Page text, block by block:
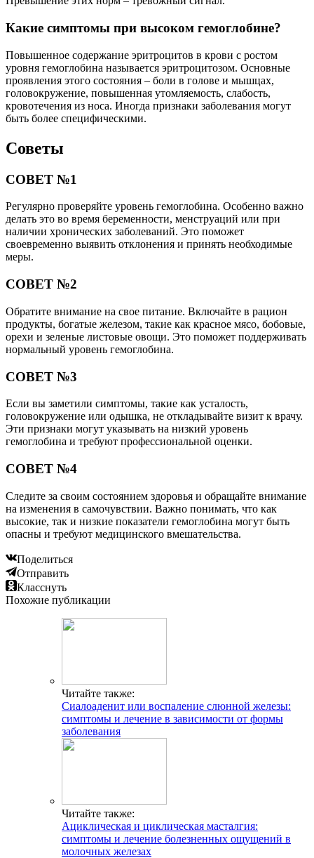
Какие симптомы при высоком гемоглобине?
Повышенное содержание эритроцитов в крови с ростом
уровня гемоглобина называется эритроцитозом. Основные
проявления этого состояния – боли в голове и мышцах,
головокружение, повышенная утомляемость, слабость,
кровотечения из носа. Иногда признаки заболевания могут
быть более специфическими.
Советы
СОВЕТ №1
Регулярно проверяйте уровень гемоглобина. Особенно важно
делать это во время беременности, менструаций или при
наличии хронических заболеваний. Это поможет
своевременно выявить отклонения и принять необходимые
меры.
СОВЕТ №2
Обратите внимание на свое питание. Включайте в рацион
продукты, богатые железом, такие как красное мясо, бобовые,
орехи и зеленые листовые овощи. Это поможет поддерживать
нормальный уровень гемоглобина.
СОВЕТ №3
Если вы заметили симптомы, такие как усталость,
головокружение или одышка, не откладывайте визит к врачу.
Эти признаки могут указывать на низкий уровень
гемоглобина и требуют профессиональной оценки.
СОВЕТ №4
Следите за своим состоянием здоровья и обращайте внимание
на изменения в самочувствии. Важно понимать, что как
высокие, так и низкие показатели гемоглобина могут быть
опасны и требуют медицинского вмешательства.
Поделиться
Отправить
Класснуть
Похожие публикации
Читайте также:
Сиалоаденит или воспаление слюнной железы:
симптомы и лечение в зависимости от формы
заболевания
Читайте также:
Ациклическая и циклическая масталгия:
симптомы и лечение болезненных ощущений в
молочных железах